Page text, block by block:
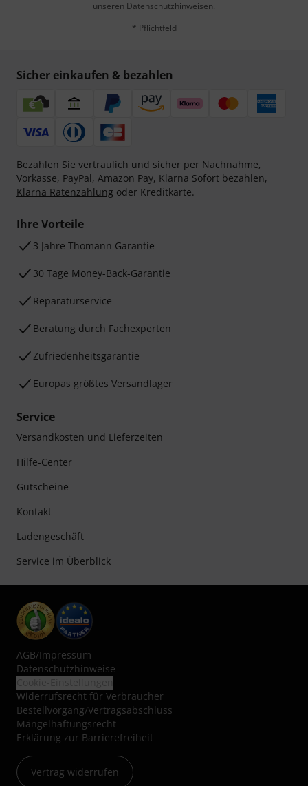
unseren Datenschutzhinweisen.
* Pflichtfeld
Sicher einkaufen & bezahlen
Bezahlen Sie vertraulich und sicher per Nachnahme,
Vorkasse, PayPal, Amazon Pay, Klarna Sofort bezahlen,
Klarna Ratenzahlung oder Kreditkarte.
Ihre Vorteile
3 Jahre Thomann Garantie
30 Tage Money-Back-Garantie
Reparaturservice
Beratung durch Fachexperten
Zufriedenheitsgarantie
Europas größtes Versandlager
Service
Versandkosten und Lieferzeiten
Hilfe-Center
Gutscheine
Kontakt
Ladengeschäft
Service im Überblick
AGB/Impressum
Datenschutzhinweise
Widerrufsrecht für Verbraucher
Bestellvorgang/Vertragsabschluss
Mängelhaftungsrecht
Erklärung zur Barrierefreiheit
Vertrag widerrufen